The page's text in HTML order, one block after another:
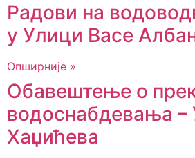
Радови на
у Улици Васе
Опширније »
Обавештење о
водоснабдевања –
Хаџићева